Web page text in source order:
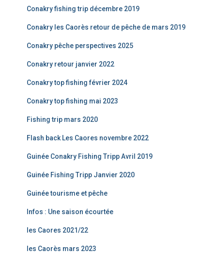
Conakry fishing trip décembre 2019
Conakry les Caorès retour de pêche de mars 2019
Conakry pêche perspectives 2025
Conakry retour janvier 2022
Conakry top fishing février 2024
Conakry top fishing mai 2023
Fishing trip mars 2020
Flash back Les Caores novembre 2022
Guinée Conakry Fishing Tripp Avril 2019
Guinée Fishing Tripp Janvier 2020
Guinée tourisme et pêche
Infos : Une saison écourtée
les Caores 2021/22
les Caorès mars 2023